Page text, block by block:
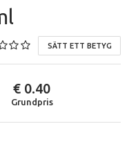
SÄTT ETT BETYG
Grundpris
0.40